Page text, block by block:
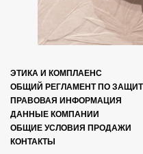
ЭТИКА И КОМПЛАЕНС
ОБЩИЙ РЕГЛАМЕНТ ПО
ПРАВОВАЯ ИНФОРМАЦИЯ
ДАННЫЕ КОМПАНИИ
ОБЩИЕ УСЛОВИЯ ПРОДАЖИ
КОНТАКТЫ